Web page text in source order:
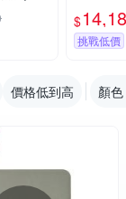
閱讀器
$
挑戰低價
價格低到高 顏色